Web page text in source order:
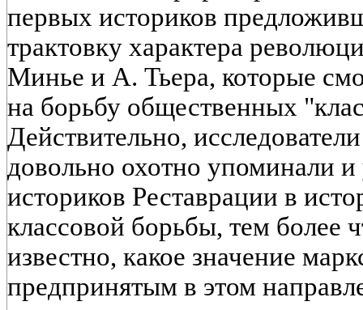
первых историков
трактовку характера
Минье и А. Тьера, которые
на борьбу общественных
Действительно,
довольно охотно упоминали
историков Реставрации в
классовой борьбы, тем более
известно, какое значение
предпринятым в этом